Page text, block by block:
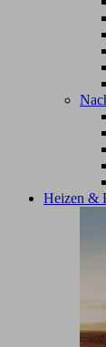
Heizen &